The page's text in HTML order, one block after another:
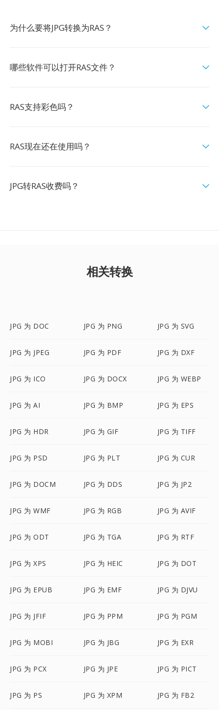
为什么要将JPG转换为RAS？
哪些软件可以打开RAS文件？
RAS支持彩色吗？
RAS现在还在使用吗？
JPG转RAS收费吗？
相关转换
JPG 为 DOC JPG 为 PNG JPG 为 SVG
JPG 为 JPEG JPG 为 PDF JPG 为 DXF
JPG 为 ICO JPG 为 DOCX JPG 为 WEBP
JPG 为 AI JPG 为 BMP JPG 为 EPS
JPG 为 HDR JPG 为 GIF JPG 为 TIFF
JPG 为 PSD JPG 为 PLT JPG 为 CUR
JPG 为 DOCM JPG 为 DDS JPG 为 JP2
JPG 为 WMF JPG 为 RGB JPG 为 AVIF
JPG 为 ODT JPG 为 TGA JPG 为 RTF
JPG 为 XPS JPG 为 HEIC JPG 为 DOT
JPG 为 EPUB JPG 为 EMF JPG 为 DJVU
JPG 为 JFIF JPG 为 PPM JPG 为 PGM
JPG 为 MOBI JPG 为 JBG JPG 为 EXR
JPG 为 PCX JPG 为 JPE JPG 为 PICT
JPG 为 PS JPG 为 XPM JPG 为 FB2